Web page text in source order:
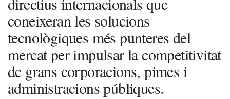
coneixeran les solucions
tecnològiques més punteres del
mercat per impulsar la competitivitat
de grans corporacions, pimes i
administracions públiques.